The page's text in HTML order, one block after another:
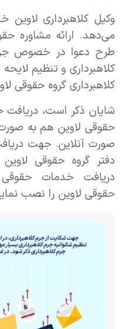
وکیل کلاهبرداری لاوین
می‌دهد. ارائه مشاوره
طرح دعوا در خصوص جرم
کلاهبرداری و تنظیم
کلاهبرداری گروه حقوقی
شایان ذکر است، دریافت
حقوقی لاوین هم به
صورت آنلاین. جهت
دفتر گروه حقوقی
دریافت خدمات حقوقی
حقوقی لاوین را نصب